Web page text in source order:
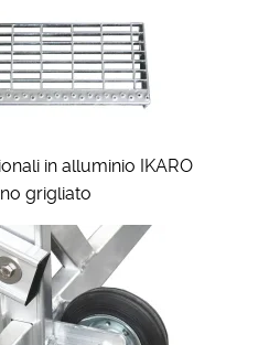
in alluminio IKARO
grigliato